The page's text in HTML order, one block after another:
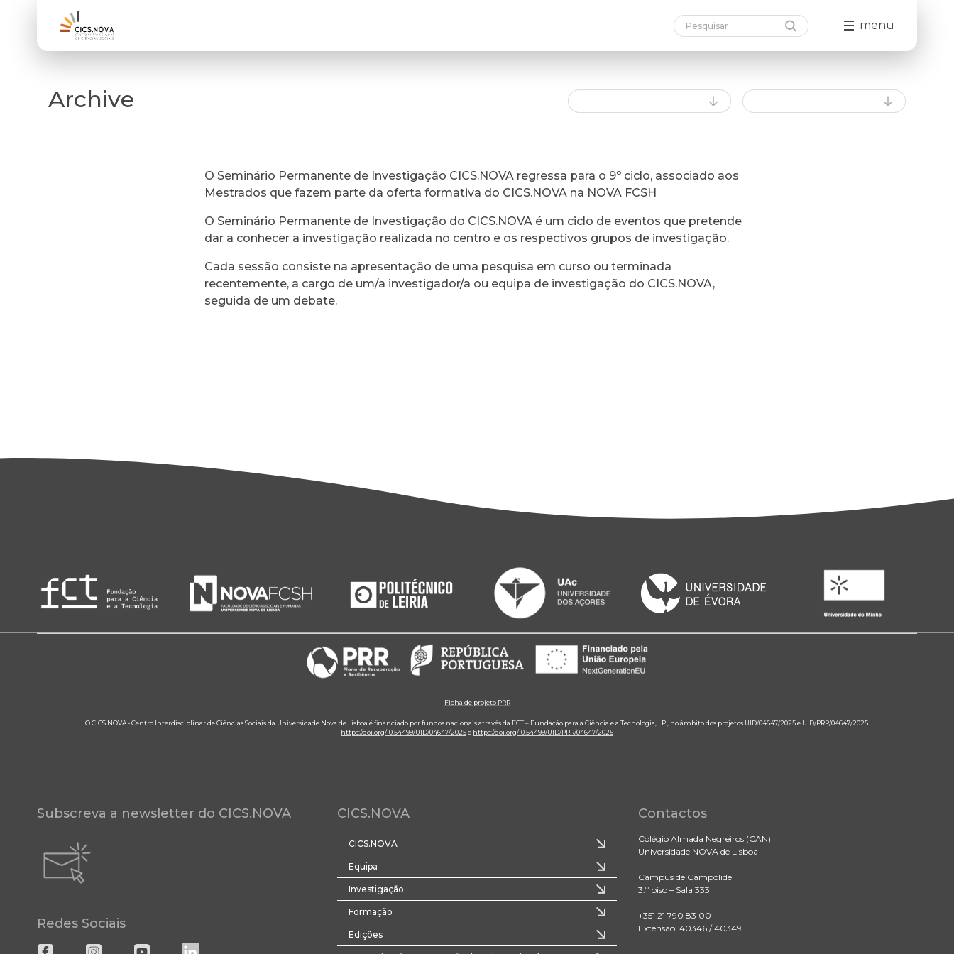
menu
Archive
O Seminário Permanente de Investigação CICS.NOVA regressa para o 9º ciclo, associado aos
Mestrados que fazem parte da oferta formativa do CICS.NOVA na NOVA FCSH
O Seminário Permanente de Investigação do CICS.NOVA é um ciclo de eventos que pretende
dar a conhecer a investigação realizada no centro e os respectivos grupos de investigação.
Cada sessão consiste na apresentação de uma pesquisa em curso ou terminada
recentemente, a cargo de um/a investigador/a ou equipa de investigação do CICS.NOVA,
seguida de um debate.
Ficha de projeto PRR
O CICS.NOVA - Centro Interdisciplinar de Ciências Sociais da Universidade Nova de Lisboa é financiado por fundos nacionais através da FCT – Fundação para a Ciência e a Tecnologia, I.P., no âmbito dos projetos UID/04647/2025 e UID/PRR/04647/2025.
https://doi.org/10.54499/UID/04647/2025e https://doi.org/10.54499/UID/PRR/04647/2025
Subscreva a newsletter do CICS.NOVA
Redes Sociais
CICS.NOVA
CICS.NOVA
Equipa
Investigação
Formação
Edições
Contactos
Colégio Almada Negreiros (CAN)
Universidade NOVA de Lisboa
Campus de Campolide
3.º piso – Sala 333
+351 21 790 83 00
Extensão: 40346 / 40349